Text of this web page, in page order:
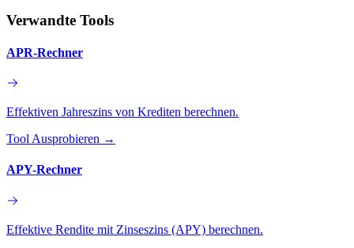
Verwandte Tools
APR-Rechner
Effektiven Jahreszins von Krediten berechnen.
Tool Ausprobieren →
APY-Rechner
Effektive Rendite mit Zinseszins (APY) berechnen.